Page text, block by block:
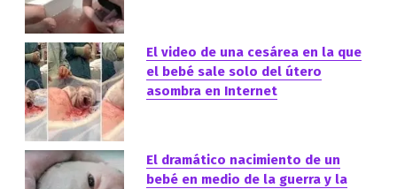
El video de una cesárea en la que
el bebé sale solo del útero
asombra en Internet
El dramático nacimiento de un
bebé en medio de la guerra y la